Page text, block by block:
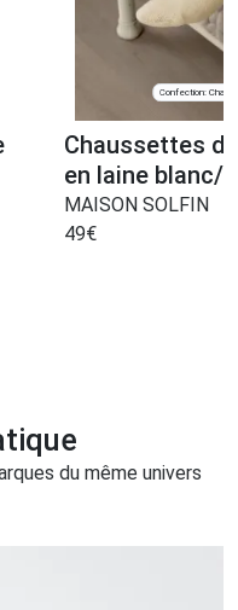
Confection:
Chaussettes
en laine blanc/
MAISON SOLFIN
49€
du même univers